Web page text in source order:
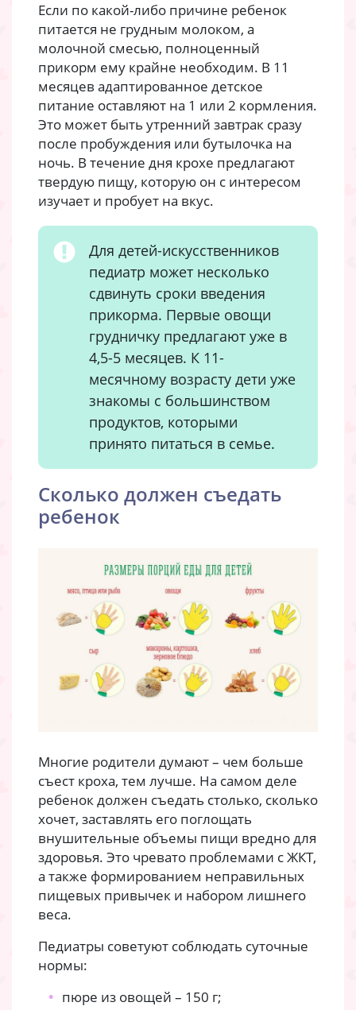
Если по какой-либо причине ребенок
питается не грудным молоком, а
молочной смесью, полноценный
прикорм ему крайне необходим. В 11
месяцев адаптированное детское
питание оставляют на 1 или 2 кормления.
Это может быть утренний завтрак сразу
после пробуждения или бутылочка на
ночь. В течение дня крохе предлагают
твердую пищу, которую он с интересом
изучает и пробует на вкус.
Для детей-искусственников
педиатр может несколько
сдвинуть сроки введения
прикорма. Первые овощи
грудничку предлагают уже в
4,5-5 месяцев. К 11-
месячному возрасту дети уже
знакомы с большинством
продуктов, которыми
принято питаться в семье.
Сколько должен съедать
ребенок
Многие родители думают – чем больше
съест кроха, тем лучше. На самом деле
ребенок должен съедать столько, сколько
хочет, заставлять его поглощать
внушительные объемы пищи вредно для
здоровья. Это чревато проблемами с ЖКТ,
а также формированием неправильных
пищевых привычек и набором лишнего
веса.
Педиатры советуют соблюдать суточные
нормы:
пюре из овощей – 150 г;